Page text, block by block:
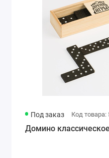
Под заказ Код товара:
Домино